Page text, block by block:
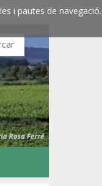
i pautes de navegació.